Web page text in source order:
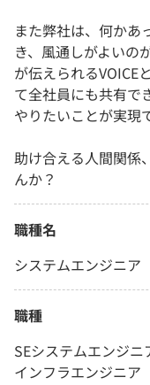
また弊社は、何かあ
き、風通しがよいの
が伝えられるVOICE
て全社員にも共有で
やりたいことが実現
助け合える人間関係
んか？
職種名
システムエンジニア
職種
SEシステムエンジニ
インフラエンジニア